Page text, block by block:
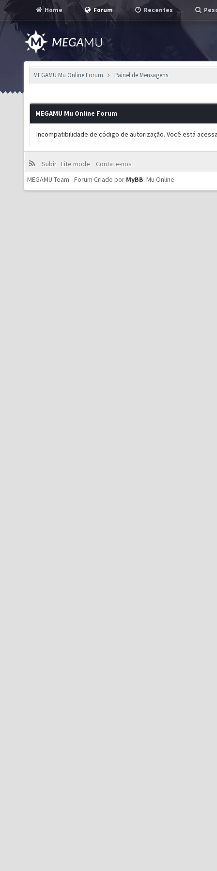
Home Forum Recentes
MEGAMU Mu Online Forum Painel de Mensagens
MEGAMU Mu Online Forum
Incompatibilidade de código de autorização. Você está
Subir Lite mode
Contate-nos
MEGAMU Team - Forum Criado por MyBB. Mu Online